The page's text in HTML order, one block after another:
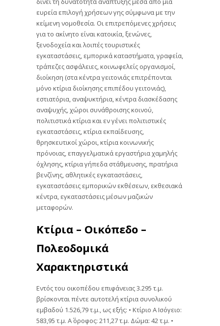
ευρεία επιλογή χρήσεων γης σύμφωνα με την
κείμενη νομοθεσία. Οι επιτρεπόμενες χρήσεις
για το ακίνητο είναι κατοικία, ξενώνες,
ξενοδοχεία και λοιπές τουριστικές
εγκαταστάσεις, εμπορικά καταστήματα, γραφεία,
τράπεζες ασφάλειες, κοινωφελείς οργανισμοί,
διοίκηση (στα κέντρα γειτονιάς επιτρέπονται
μόνο κτίρια διοίκησης επιπέδου γειτονιάς),
εστιατόρια, αναψυκτήρια, κέντρα διασκέδασης
αναψυχής, χώροι συνάθροισης κοινού,
πολιτιστικά κτίρια και εν γένει πολιτιστικές
εγκαταστάσεις, κτίρια εκπαίδευσης,
θρησκευτικοί χώροι, κτίρια κοινωνικής
πρόνοιας, επαγγελματικά εργαστήρια χαμηλής
όχλησης, κτίρια γήπεδα στάθμευσης, πρατήρια
βενζίνης, αθλητικές εγκαταστάσεις,
εγκαταστάσεις εμπορικών εκθέσεων, εκθεσιακά
κέντρα, εγκαταστάσεις μέσων μαζικών
μεταφορών.
Κτίρια – Οικόπεδο –
Πολεοδομικά
Χαρακτηριστικά
Εντός του οικοπέδου επιφάνειας 3.295 τ.μ.
βρίσκονται πέντε αυτοτελή κτίρια συνολικού
εμβαδού 1.526,79 τ.μ., ως εξής: • Κτίριο Α Ισόγειο:
583,95 τ.μ. Α΄ όροφος: 211,27 τ.μ. Δώμα: 42 τ.μ. •